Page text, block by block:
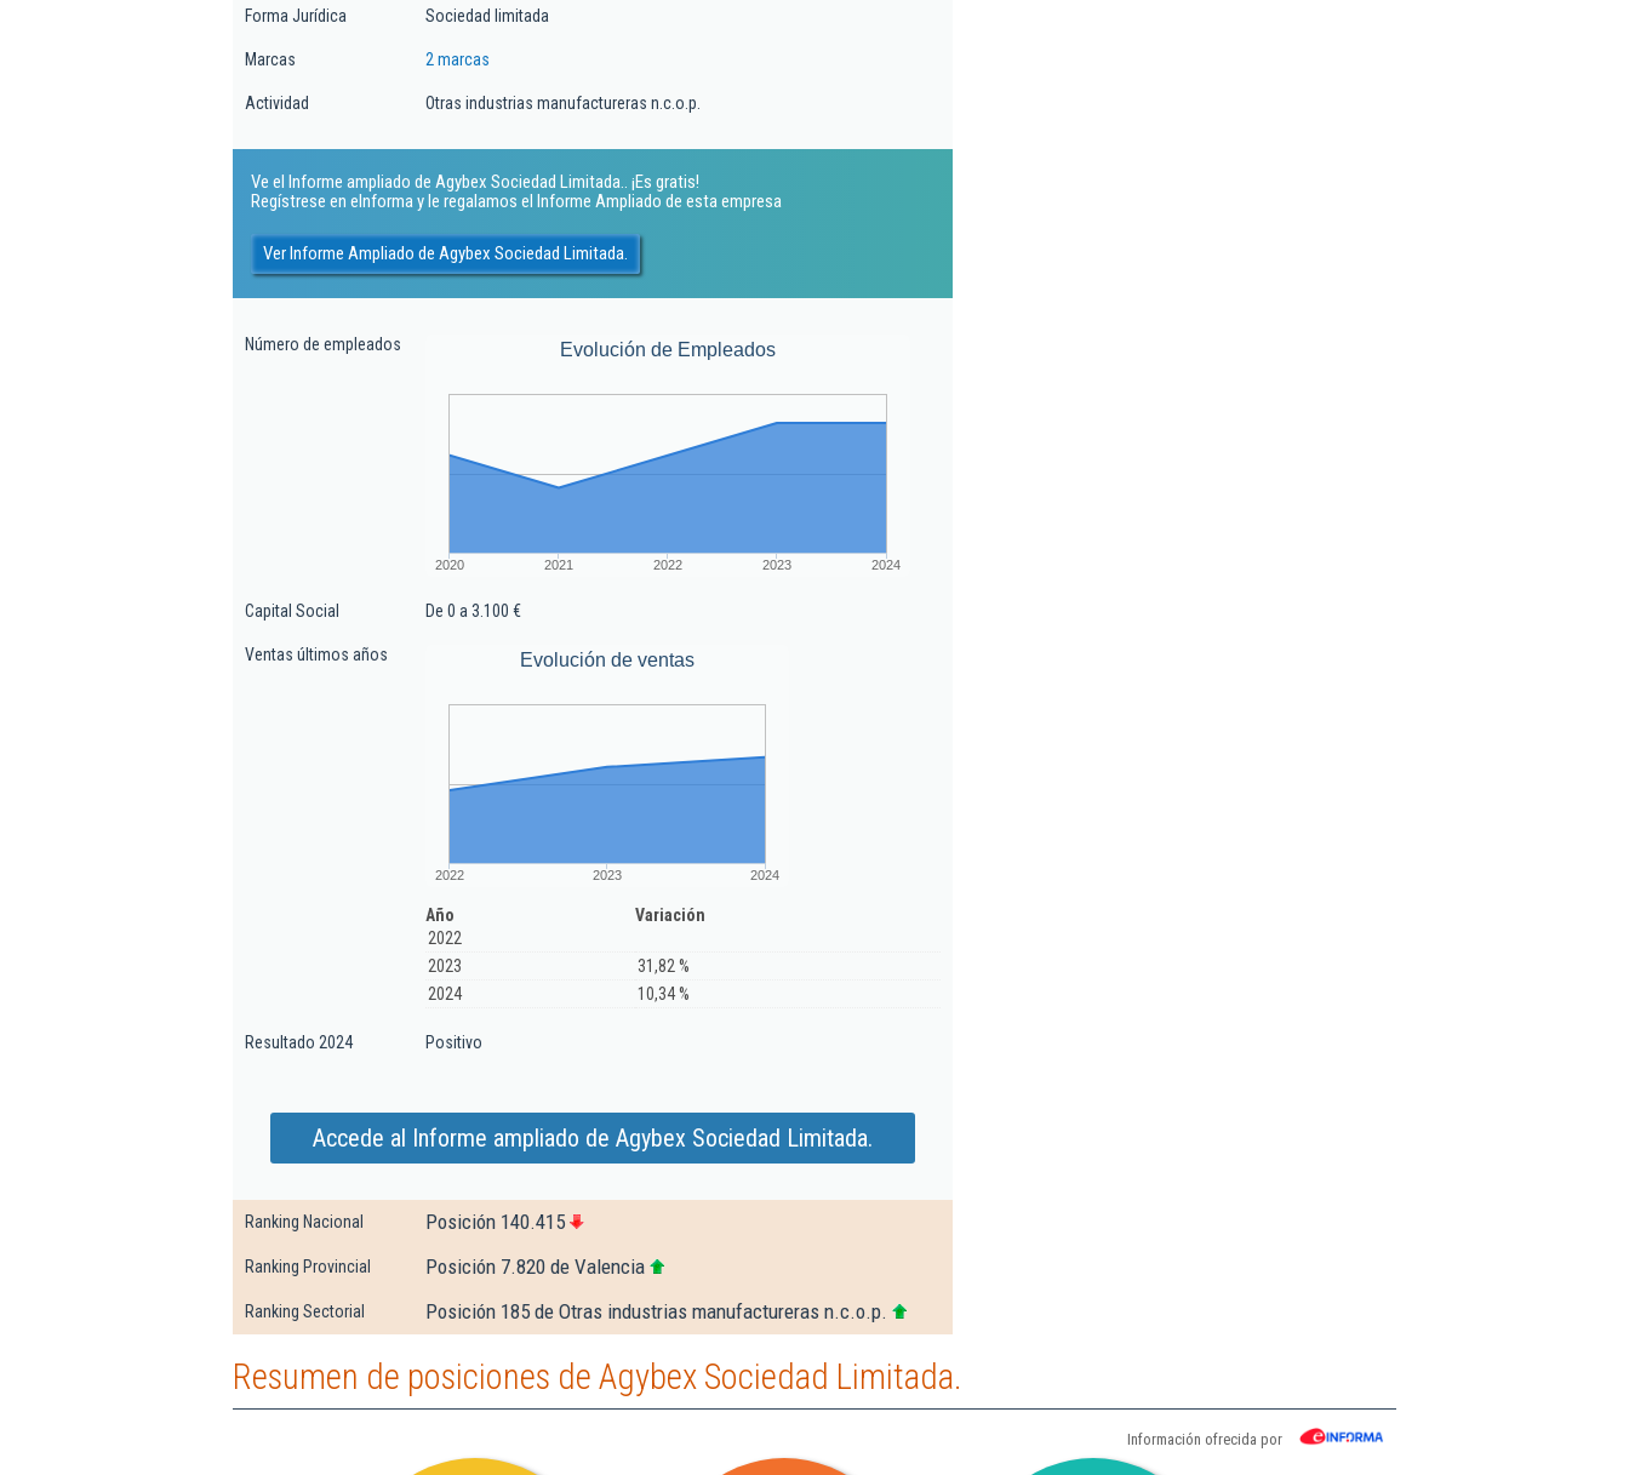
Forma Jurídica Sociedad limitada
Marcas 2 marcas
Actividad Otras industrias manufactureras n.c.o.p.
Ve el Informe ampliado de Agybex Sociedad Limitada.. ¡Es gratis!
Regístrese en eInforma y le regalamos el Informe Ampliado de esta empresa
Ver Informe Ampliado de Agybex Sociedad Limitada.
Número de empleados Evolución de Empleados
2020 2021 2022 2023 2024
Capital Social De 0 a 3.100 €
Ventas últimos años Evolución de ventas
2022 2023 2024
Año
Variación
2022
2023
31,82 %
2024
10,34 %
Resultado 2024 Positivo
Accede al Informe ampliado de Agybex Sociedad Limitada.
Ranking Nacional Posición 140.415
Ranking Provincial Posición 7.820 de Valencia
Ranking Sectorial Posición 185 de Otras industrias manufactureras n.c.o.p.
Resumen de posiciones de Agybex Sociedad Limitada.
Información ofrecida por